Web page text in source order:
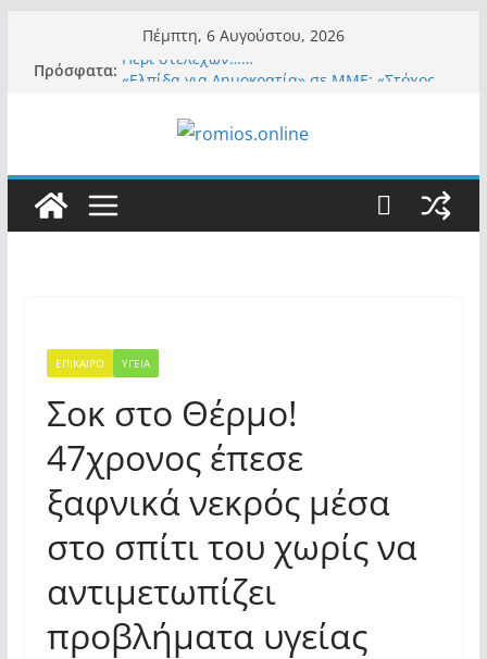
περιεχόμενο
Πέμπτη, 6 Αυγούστου, 2026
Πρόσφατα: Περί στελεχών……
«Ελπίδα για Δημοκρατία» σε ΜΜΕ: «Στόχος
το διεφθαρμένο σύστημα εξουσίας»
Κασιδιάρη – Οι ένοικοι του Μαξίμου σε
πανικό, πατριωτικό τσουνάμι σαρώνει την
«Έλληνες» η κυβέρνηση! (φωτο)
ΕΠΙΚΑΙΡΟ ΥΓΕΙΑ
Σοκ στο Θέρμο!
47χρονος έπεσε
ξαφνικά νεκρός μέσα
στο σπίτι του χωρίς να
αντιμετωπίζει
προβλήματα υγείας